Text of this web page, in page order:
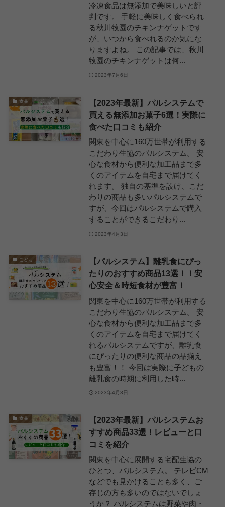
冷凍食品は無添加で美味しいと評
判です。 手軽に美味しく食べられ
る秋川牧園のチキンナゲットです
が、いつから食べれるのか気にな
りますよね。 この記事では、秋川
牧園のチキンナゲットは何...
2023年7月6日
食品
【2023年最新】パルシステムで
買える無添加お菓子6選！実際に
食べた口コミも紹介
関東を中心に160万世帯が利用する
こだわり生協のパルシステム。 安
心な食材から便利な加工品まで多
くのアイテムを自宅まで届けてく
れます。 独自の基準を設け、こだ
わりの商品も多いパルシステムで
すが、今回はパルシステムで購入
することができるこだわり...
2023年4月3日
こども
【パルシステム】離乳食にぴっ
たりのおすすめ商品13選！！安
心安全＆時短食材が豊富！
関東を中心に160万世帯が利用する
こだわり生協のパルシステム。 安
心な食材から便利な加工品まで多
くのアイテムを自宅まで届けてく
れるパルシステムですが、離乳食
にぴったりの便利な商品の品揃え
も豊富！！ 今回は実際に子どもの
離乳食の時期に利用した時...
2023年4月3日
食品
【2023年最新】パルシステムお
すすめ商品33選！レビューと口
コミを紹介
関東を中心に展開する宅配生協の
ひとつ、パルシステム。 テレビCM
などでも見かけることも多く、ご
存じの方も多いのではないでしょ
うか？ パルシステムは野菜や肉・